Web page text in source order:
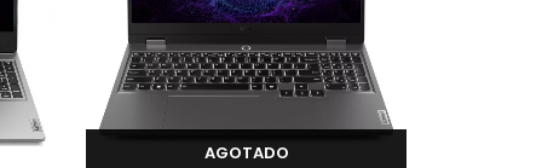
AGOTADO